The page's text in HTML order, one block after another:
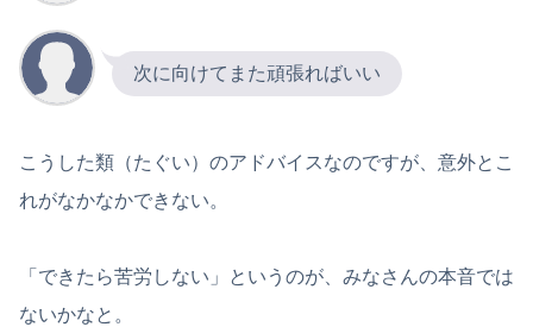
次に向けてまた頑張ればいい
こうした類（たぐい）のアドバイスなのですが、意外とこ
れがなかなかできない。
「できたら苦労しない」というのが、みなさんの本音では
ないかなと。